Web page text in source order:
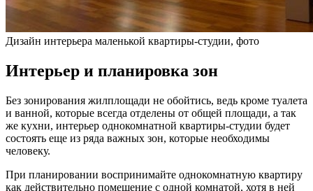
Дизайн интерьера маленькой квартиры-студии, фото
Интерьер и планировка зон
Без зонирования жилплощади не обойтись, ведь кроме туалета
и ванной, которые всегда отделены от общей площади, а так
же кухни, интерьер однокомнатной квартиры-студии будет
состоять еще из ряда важных зон, которые необходимы
человеку.
При планировании воспринимайте однокомнатную квартиру
как действительно помещение с одной комнатой, хотя в ней